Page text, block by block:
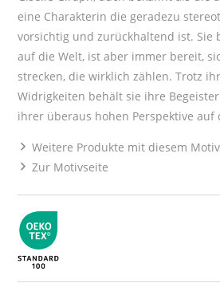
eine Charakterin die geradezu
vorsichtig und zurückhaltend ist. Sie
auf die Welt, ist aber immer bereit,
strecken, die wirklich zählen. Trotz
Widrigkeiten behält sie ihre
ihrer überaus hohen Perspektive auf
Weitere Produkte mit diesem Motiv
Zur Motivseite